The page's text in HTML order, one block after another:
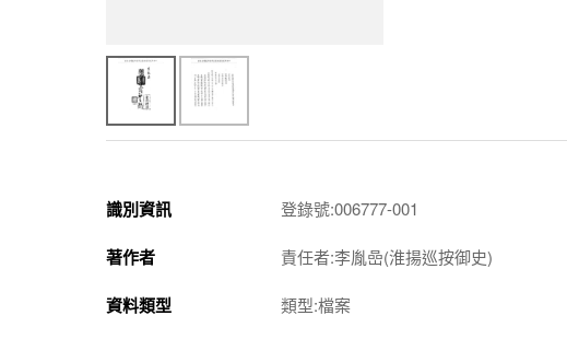
識別資訊 登錄號:006777-001
著作者 責任者:李胤嵒(淮揚巡按御史)
資料類型 類型:檔案